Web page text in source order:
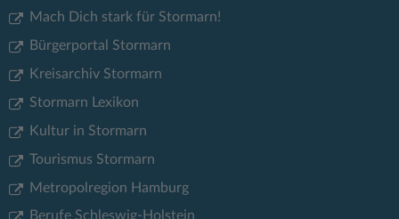
Mach Dich stark für Stormarn!
Bürgerportal Stormarn
Kreisarchiv Stormarn
Stormarn Lexikon
Kultur in Stormarn
Tourismus Stormarn
Metropolregion Hamburg
Berufe Schleswig-Holstein